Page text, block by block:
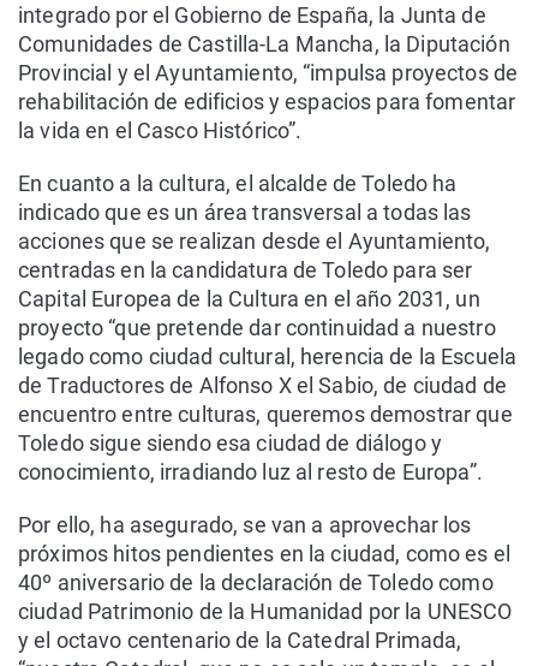
integrado por el Gobierno de España, la Junta de
Comunidades de Castilla-La Mancha, la Diputación
Provincial y el Ayuntamiento, “impulsa proyectos de
rehabilitación de edificios y espacios para fomentar
la vida en el Casco Histórico”.
En cuanto a la cultura, el alcalde de Toledo ha
indicado que es un área transversal a todas las
acciones que se realizan desde el Ayuntamiento,
centradas en la candidatura de Toledo para ser
Capital Europea de la Cultura en el año 2031, un
proyecto “que pretende dar continuidad a nuestro
legado como ciudad cultural, herencia de la Escuela
de Traductores de Alfonso X el Sabio, de ciudad de
encuentro entre culturas, queremos demostrar que
Toledo sigue siendo esa ciudad de diálogo y
conocimiento, irradiando luz al resto de Europa”.
Por ello, ha asegurado, se van a aprovechar los
próximos hitos pendientes en la ciudad, como es el
40º aniversario de la declaración de Toledo como
ciudad Patrimonio de la Humanidad por la UNESCO
y el octavo centenario de la Catedral Primada,